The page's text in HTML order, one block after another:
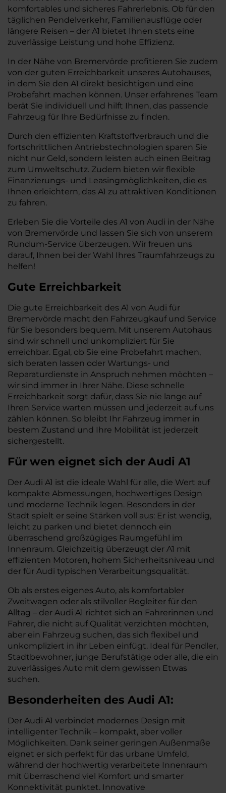
komfortables und sicheres Fahrerlebnis. Ob für den
täglichen Pendelverkehr, Familienausflüge oder
längere Reisen – der A1 bietet Ihnen stets eine
zuverlässige Leistung und hohe Effizienz.
In der Nähe von Bremervörde profitieren Sie zudem
von der guten Erreichbarkeit unseres Autohauses,
in dem Sie den A1 direkt besichtigen und eine
Probefahrt machen können. Unser erfahrenes Team
berät Sie individuell und hilft Ihnen, das passende
Fahrzeug für Ihre Bedürfnisse zu finden.
Durch den effizienten Kraftstoffverbrauch und die
fortschrittlichen Antriebstechnologien sparen Sie
nicht nur Geld, sondern leisten auch einen Beitrag
zum Umweltschutz. Zudem bieten wir flexible
Finanzierungs- und Leasingmöglichkeiten, die es
Ihnen erleichtern, das A1 zu attraktiven Konditionen
zu fahren.
Erleben Sie die Vorteile des A1 von Audi in der Nähe
von Bremervörde und lassen Sie sich von unserem
Rundum-Service überzeugen. Wir freuen uns
darauf, Ihnen bei der Wahl Ihres Traumfahrzeugs zu
helfen!
Gute Erreichbarkeit
Die gute Erreichbarkeit des A1 von Audi für
Bremervörde macht den Fahrzeugkauf und Service
für Sie besonders bequem. Mit unserem Autohaus
sind wir schnell und unkompliziert für Sie
erreichbar. Egal, ob Sie eine Probefahrt machen,
sich beraten lassen oder Wartungs- und
Reparaturdienste in Anspruch nehmen möchten –
wir sind immer in Ihrer Nähe. Diese schnelle
Erreichbarkeit sorgt dafür, dass Sie nie lange auf
Ihren Service warten müssen und jederzeit auf uns
zählen können. So bleibt Ihr Fahrzeug immer in
bestem Zustand und Ihre Mobilität ist jederzeit
sichergestellt.
Für wen eignet sich der Audi A1
Der Audi A1 ist die ideale Wahl für alle, die Wert auf
kompakte Abmessungen, hochwertiges Design
und moderne Technik legen. Besonders in der
Stadt spielt er seine Stärken voll aus: Er ist wendig,
leicht zu parken und bietet dennoch ein
überraschend großzügiges Raumgefühl im
Innenraum. Gleichzeitig überzeugt der A1 mit
effizienten Motoren, hohem Sicherheitsniveau und
der für Audi typischen Verarbeitungsqualität.
Ob als erstes eigenes Auto, als komfortabler
Zweitwagen oder als stilvoller Begleiter für den
Alltag – der Audi A1 richtet sich an Fahrerinnen und
Fahrer, die nicht auf Qualität verzichten möchten,
aber ein Fahrzeug suchen, das sich flexibel und
unkompliziert in ihr Leben einfügt. Ideal für Pendler,
Stadtbewohner, junge Berufstätige oder alle, die ein
zuverlässiges Auto mit dem gewissen Etwas
suchen.
Besonderheiten des Audi A1:
Der Audi A1 verbindet modernes Design mit
intelligenter Technik – kompakt, aber voller
Möglichkeiten. Dank seiner geringen Außenmaße
eignet er sich perfekt für das urbane Umfeld,
während der hochwertig verarbeitete Innenraum
mit überraschend viel Komfort und smarter
Konnektivität punktet. Innovative